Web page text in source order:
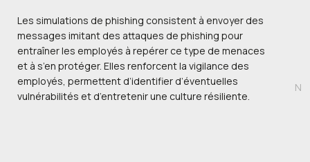
Les simulations de phishing consistent à envoyer des
messages imitant des attaques de phishing pour
entraîner les employés à repérer ce type de menaces
et à s’en protéger. Elles renforcent la vigilance des
employés, permettent d’identifier d’éventuelles
vulnérabilités et d’entretenir une culture résiliente.
N